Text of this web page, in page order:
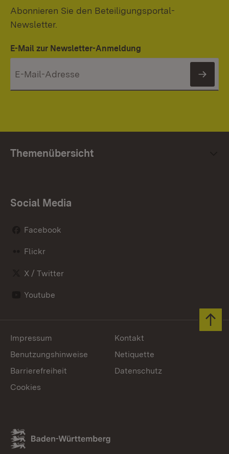
Abonnieren Sie den Beteiligungsportal-
Newsletter.
E-Mail zur Newsletter-Anmeldung
Themenübersicht
Social Media
Facebook
Flickr
X / Twitter
Youtube
Link zum Landesportal
Impressum
Kontakt
Benutzungshinweise
Netiquette
Barrierefreiheit
Datenschutz
Cookies